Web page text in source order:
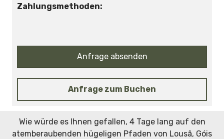
Zahlungsmethoden:
Anfrage absenden
Anfrage zum Buchen
Wie würde es Ihnen gefallen, 4 Tage lang auf den
atemberaubenden hügeligen Pfaden von Lousã, Góis